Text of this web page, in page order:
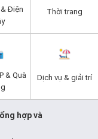
Điện
Thời trang
& Quà
Dịch vụ & giải trí
hợp và